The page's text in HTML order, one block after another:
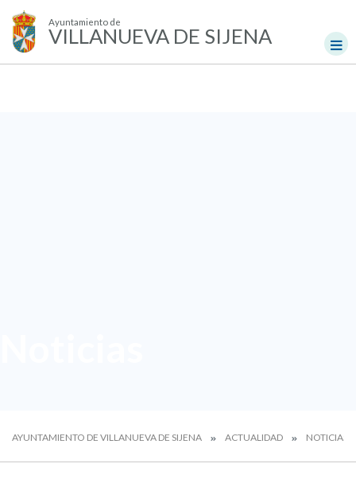
Ayuntamiento de
VILLANUEVA DE SIJENA
AYUNTAMIENTO DE VILLANUEVA DE SIJENA ACTUALIDAD NOTICIAS